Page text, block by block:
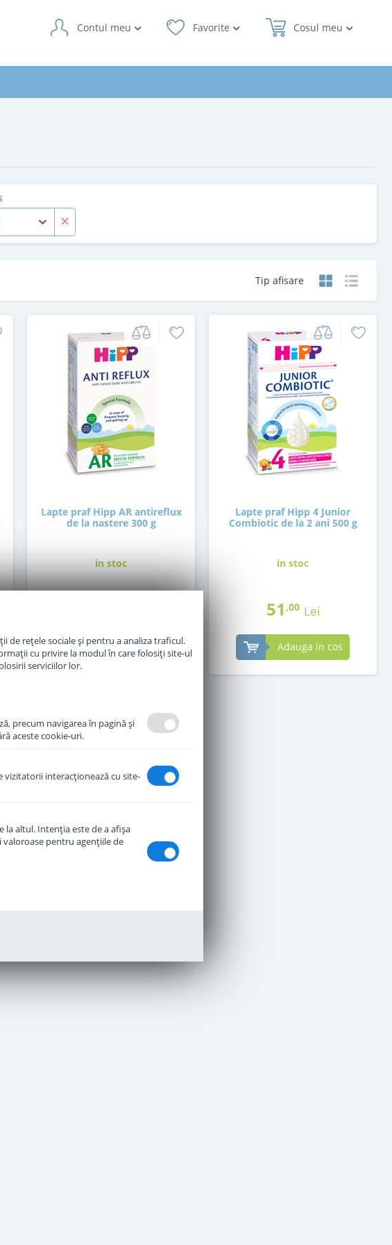
Cosul meu
Favorite
Contul meu
Tip afisare
Lapte praf Hipp AR antireflux
de la nastere 300 g
in stoc
Adauga in cos
Lapte praf Hipp 4 Junior
Combiotic de la 2 ani 500 g
in stoc
51 ,00 Lei
Adauga in cos
de rețele sociale și pentru a analiza traficul.
cu privire la modul în care folosiți site-ul
serviciilor lor.
precum navigarea în pagină şi
aceste cookie-uri.
vizitatorii interacţionează cu site-
altul. Intenţia este de a afişa
pentru agenţiile de